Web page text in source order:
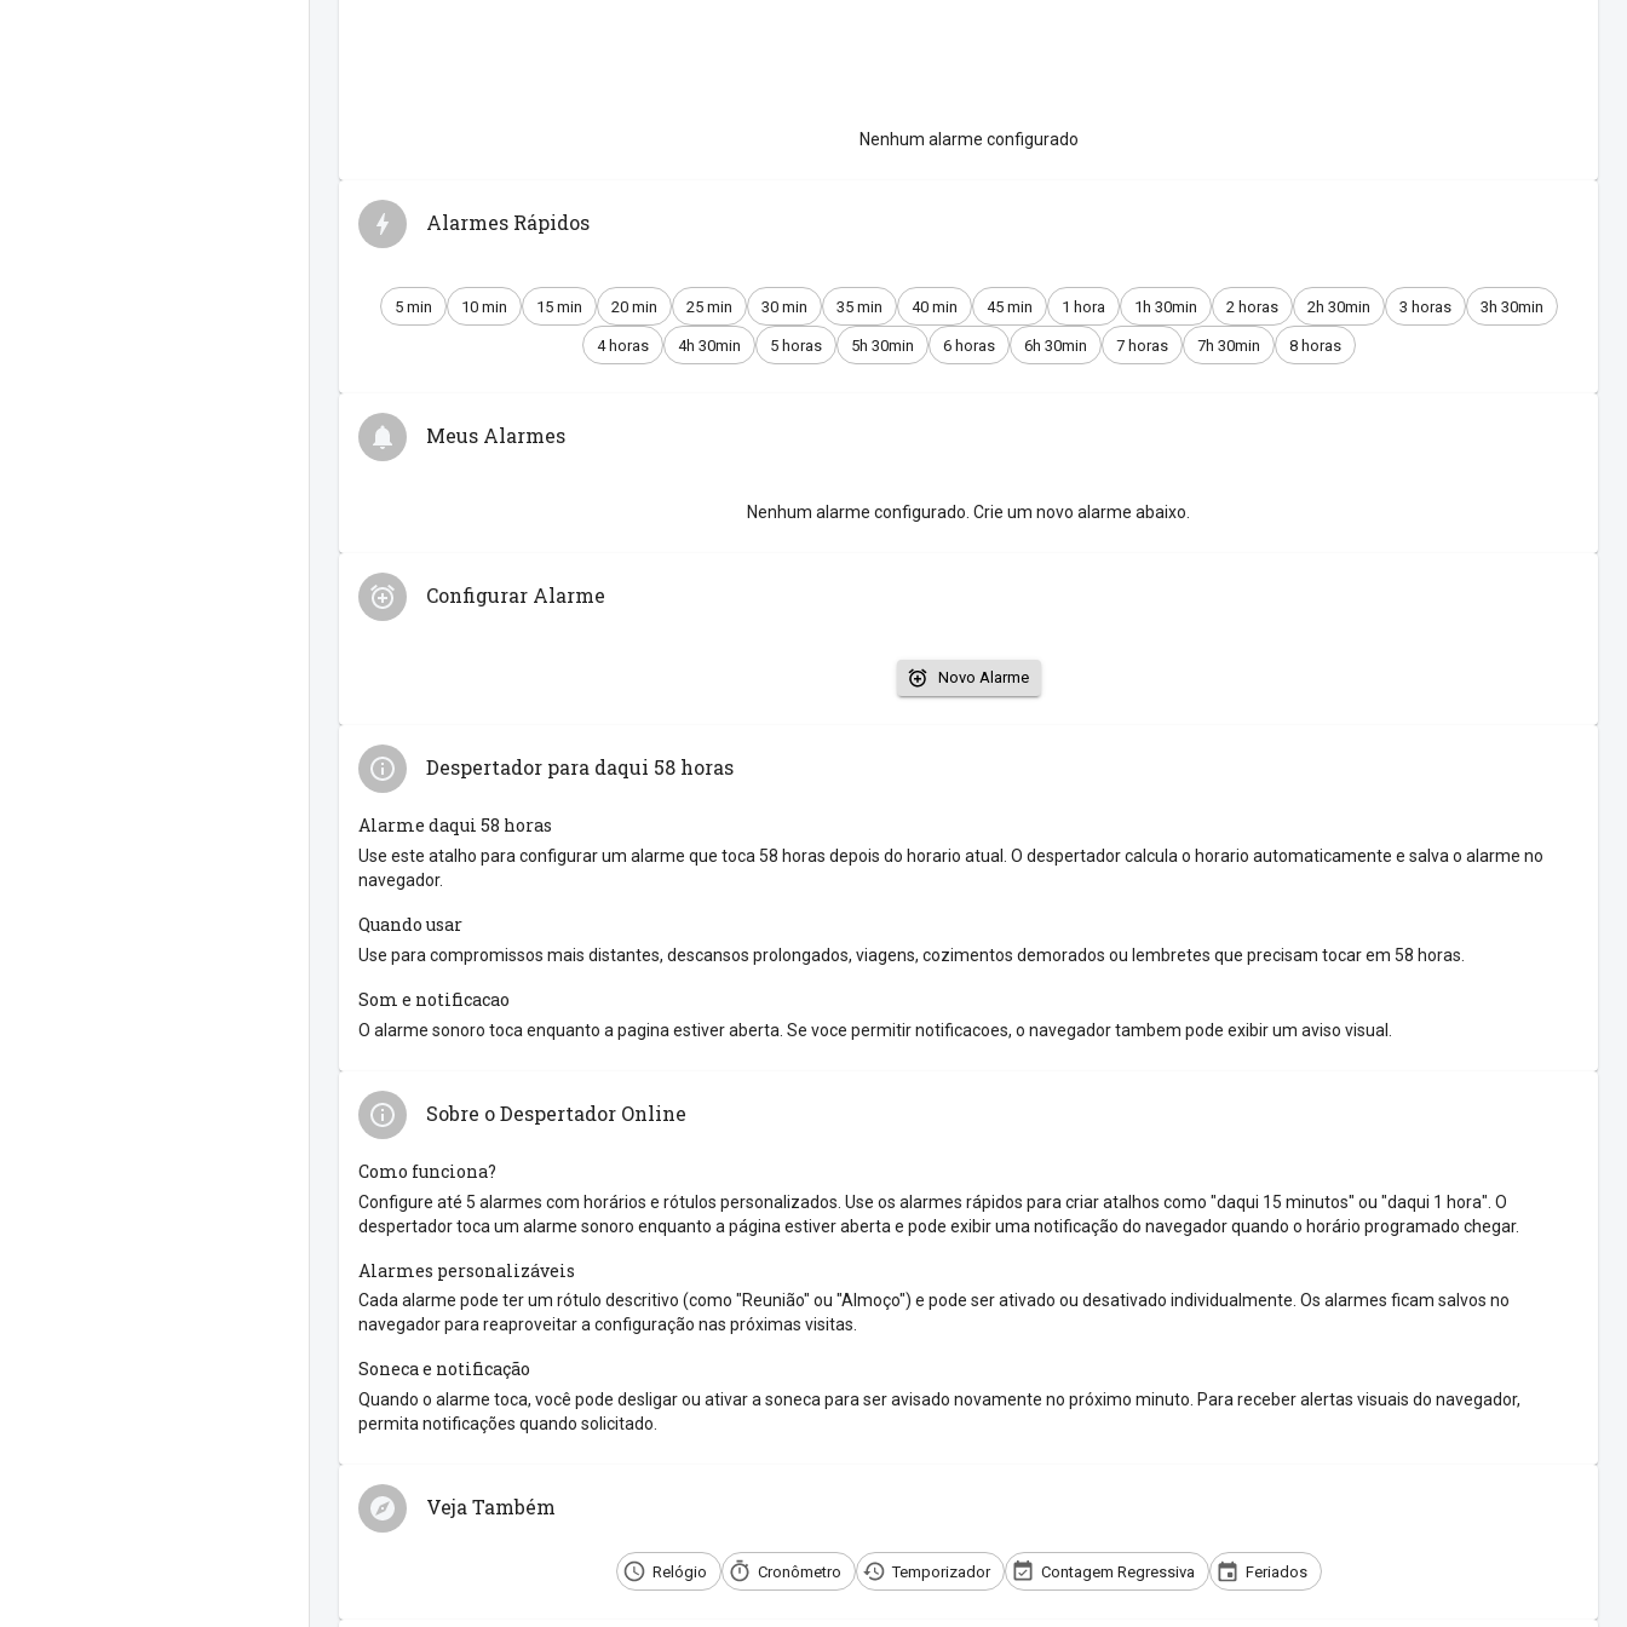
Nenhum alarme configurado
Alarmes Rápidos
5 min 10 min 15 min 20 min 25 min 30 min 35 min 40 min 45 min 1 hora 1h 30min 2 horas 2h 30min 3 horas 3h 30min
4 horas 4h 30min 5 horas 5h 30min 6 horas 6h 30min 7 horas 7h 30min 8 horas
Meus Alarmes
Nenhum alarme configurado. Crie um novo alarme abaixo.
Configurar Alarme
Novo Alarme
Despertador para daqui 58 horas
Alarme daqui 58 horas
Use este atalho para configurar um alarme que toca 58 horas depois do horario atual. O despertador calcula o horario automaticamente e salva o alarme no
navegador.
Quando usar
Use para compromissos mais distantes, descansos prolongados, viagens, cozimentos demorados ou lembretes que precisam tocar em 58 horas.
Som e notificacao
O alarme sonoro toca enquanto a pagina estiver aberta. Se voce permitir notificacoes, o navegador tambem pode exibir um aviso visual.
Sobre o Despertador Online
Como funciona?
Configure até 5 alarmes com horários e rótulos personalizados. Use os alarmes rápidos para criar atalhos como "daqui 15 minutos" ou "daqui 1 hora". O
despertador toca um alarme sonoro enquanto a página estiver aberta e pode exibir uma notificação do navegador quando o horário programado chegar.
Alarmes personalizáveis
Cada alarme pode ter um rótulo descritivo (como "Reunião" ou "Almoço") e pode ser ativado ou desativado individualmente. Os alarmes ficam salvos no
navegador para reaproveitar a configuração nas próximas visitas.
Soneca e notificação
Quando o alarme toca, você pode desligar ou ativar a soneca para ser avisado novamente no próximo minuto. Para receber alertas visuais do navegador,
permita notificações quando solicitado.
Veja Também
Relógio Cronômetro Temporizador Contagem Regressiva Feriados